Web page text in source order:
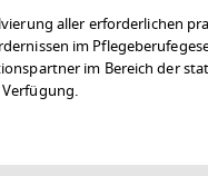
aller erforderlichen
im
im Bereich der